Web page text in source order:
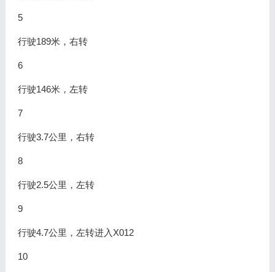
5
行驶189米，右转
6
行驶146米，左转
7
行驶3.7公里，右转
8
行驶2.5公里，左转
9
行驶4.7公里，左转进入X012
10